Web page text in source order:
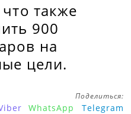
также
900
на
цели.
Поделиться:
WhatsApp Telegram